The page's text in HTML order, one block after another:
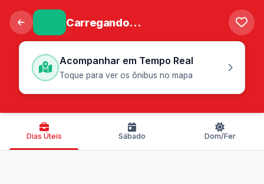
Carregando...
Acompanhar em Tempo Real
Toque para ver os ônibus no mapa
Dias Úteis Sábado Dom/Fer